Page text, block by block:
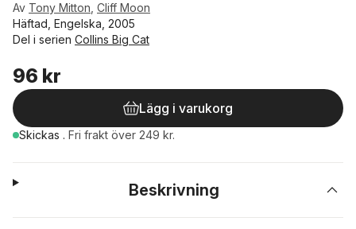
Av Tony Mitton Cliff Moon
Häftad, Engelska, 2005
Del i serien Collins Big Cat
96 kr
Lägg i varukorg
Skickas . Fri frakt över 249 kr.
Beskrivning